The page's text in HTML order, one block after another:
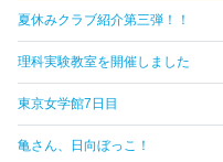
夏休みクラブ紹介第三弾！！
理科実験教室を開催しました
東京女学館7日目
亀さん、日向ぼっこ！